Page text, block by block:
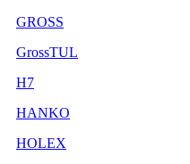
GROSS
GrossTUL
H7
HANKO
HOLEX